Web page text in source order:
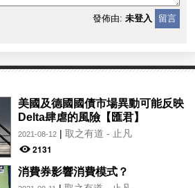
發佈由: 未登入 留言
美國及德國國債市場異動可能反映
Delta肆虐的風險【匯君】
2021-08-12| 取之有道 - 止凡
2131
消費券影響消費模式？